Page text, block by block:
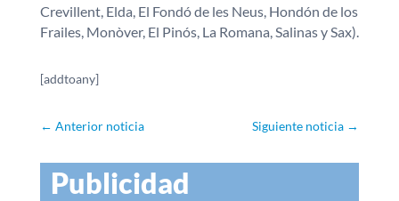
Crevillent, Elda, El Fondó de les Neus, Hondón de los
Frailes, Monòver, El Pinós, La Romana, Salinas y Sax).
[addtoany]
← Anterior noticia Siguiente noticia →
Publicidad